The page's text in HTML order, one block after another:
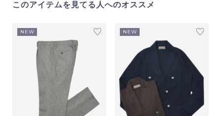
このアイテムを見てる人へのオススメ
NEW NEW